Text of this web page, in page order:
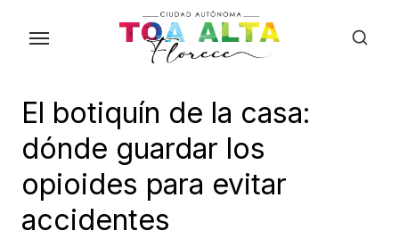
El botiquín de la casa:
dónde guardar los
opioides para evitar
accidentes